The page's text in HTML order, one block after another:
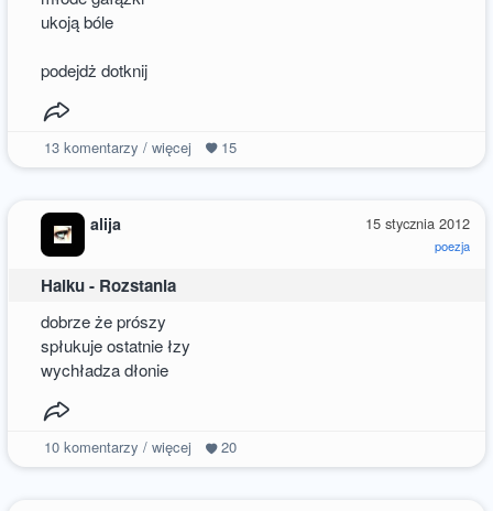
ukoją bóle
podejdż dotknij
13komentarzy / więcej 15
15 stycznia 2012
poezja
alija
Haiku - Rozstania
dobrze że prószy
spłukuje ostatnie łzy
wychładza dłonie
10komentarzy / więcej 20